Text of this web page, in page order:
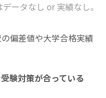
ータなし or 実績なし。
偏差値や大学合格実績
験対策が合っている